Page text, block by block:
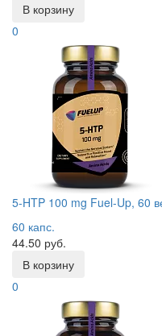
В корзину
0
5-HTP 100 mg Fuel-Up, 60
60 капс.
44.50 руб.
В корзину
0